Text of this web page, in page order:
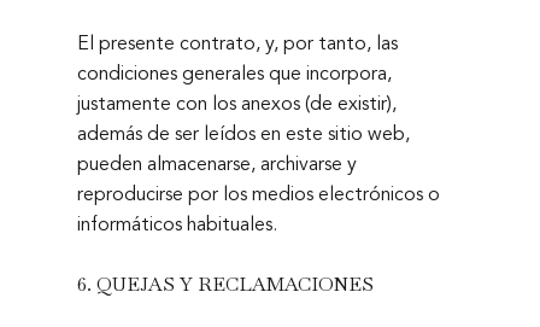
El presente contrato, y, por tanto, las
condiciones generales que incorpora,
justamente con los anexos (de existir),
además de ser leídos en este sitio web,
pueden almacenarse, archivarse y
reproducirse por los medios electrónicos o
informáticos habituales.
6. QUEJAS Y RECLAMACIONES